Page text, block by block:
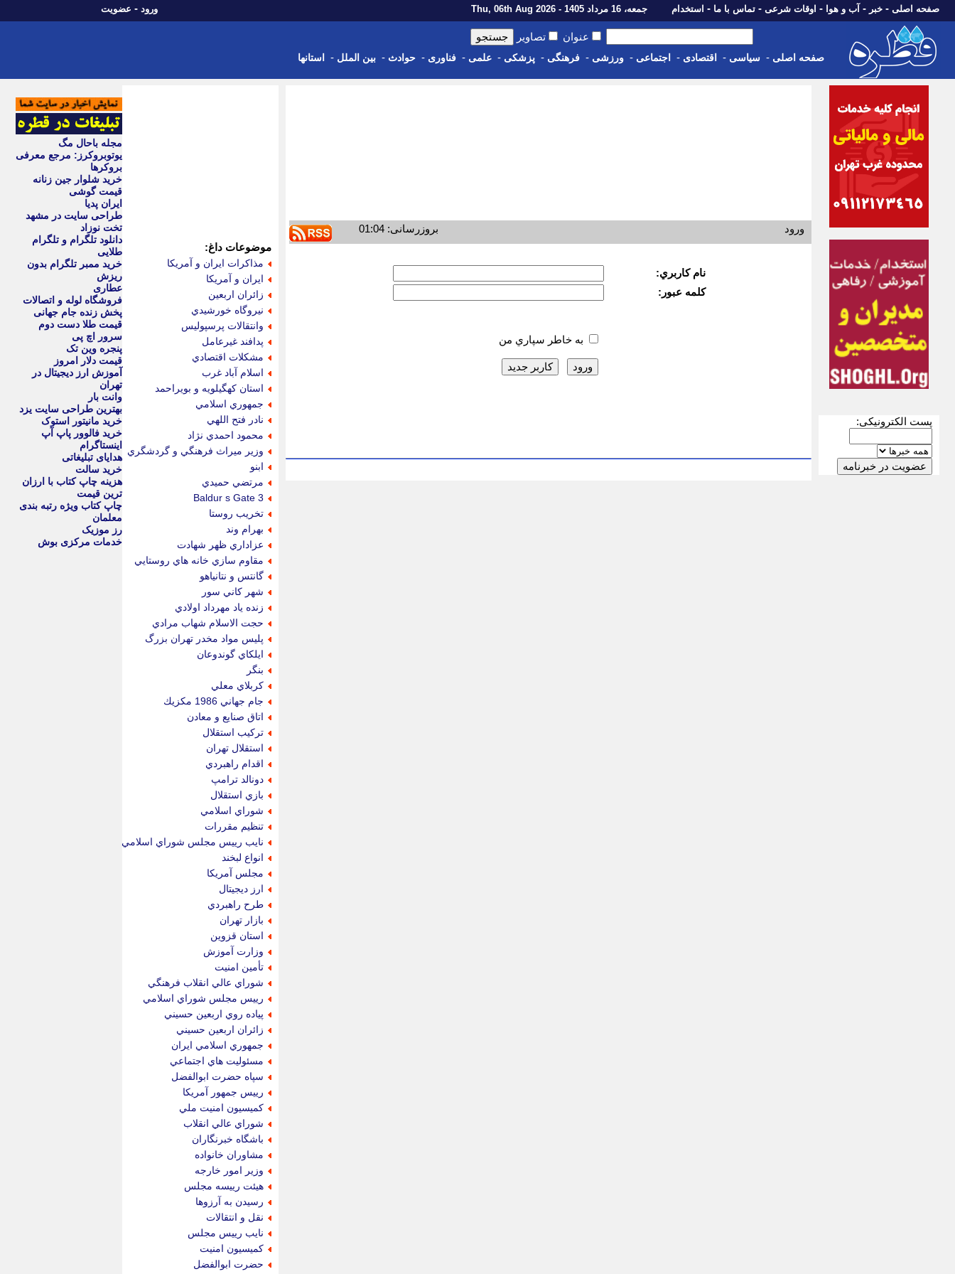
صفحه اصلی - خبر - آب و هوا - اوقات شرعی - تماس با ما - استخدام جمعه، 16 مرداد 1405 - Thu, 06th Aug 2026 ورود - عضویت
عنوان تصاویر
صفحه اصلی - سیاسی - اقتصادی - اجتماعی - ورزشی - فرهنگی - پزشکی - علمی - فناوری - حوادث - بین الملل - استانها
پست الکترونیکی:
ورود بروزرسانی: 01:04
نام كاربري:
كلمه عبور:
به خاطر سپاري من
موضوعات داغ:
مذاكرات ايران و آمريكا
ايران و آمريكا
زائران اربعين
نيروگاه خورشيدي
وانتقالات پرسپوليس
پدافند غيرعامل
مشكلات اقتصادي
اسلام آباد غرب
استان كهگيلويه و بويراحمد
جمهوري اسلامي
نادر فتح اللهي
محمود احمدي نژاد
وزير ميراث فرهنگي و گردشگري
ابنو
مرتضي حميدي
Baldur s Gate 3
تخريب روستا
بهرام وند
عزاداري ظهر شهادت
مقاوم سازي خانه هاي روستايي
گانتس و نتانياهو
شهر كاني سور
زنده ياد مهرداد اولادي
حجت الاسلام شهاب مرادي
پليس مواد مخدر تهران بزرگ
ايلكاي گوندوعان
بنگر
كربلاي معلي
جام جهاني 1986 مكزيك
اتاق صنايع و معادن
تركيب استقلال
استقلال تهران
اقدام راهبردي
دونالد ترامپ
بازي استقلال
شوراي اسلامي
تنظيم مقررات
نايب رييس مجلس شوراي اسلامي
انواع لبخند
مجلس آمريكا
ارز ديجيتال
طرح راهبردي
بازار تهران
استان قزوين
وزارت آموزش
تأمين امنيت
شوراي عالي انقلاب فرهنگي
رييس مجلس شوراي اسلامي
پياده روي اربعين حسيني
زائران اربعين حسيني
جمهوري اسلامي ايران
مسئوليت هاي اجتماعي
سپاه حضرت ابوالفضل
رييس جمهور آمريكا
كميسيون امنيت ملي
شوراي عالي انقلاب
باشگاه خبرنگاران
مشاوران خانواده
وزير امور خارجه
هيئت رييسه مجلس
رسيدن به آرزوها
نقل و انتقالات
نايب رييس مجلس
كميسيون امنيت
حضرت ابوالفضل
مجله باحال مگ
یوتوبروکرز: مرجع معرفی
بروکرها
خرید شلوار جین زنانه
قیمت گوشی
ایران پدیا
طراحی سایت در مشهد
تخت نوزاد
دانلود تلگرام و تلگرام
طلایی
خرید ممبر تلگرام بدون
ریزش
عطاری
فروشگاه لوله و اتصالات
پخش زنده جام جهانی
قیمت طلا دست دوم
سرور اچ پی
پنجره وین تک
قیمت دلار امروز
آموزش ارز دیجیتال در
تهران
وانت بار
بهترین طراحی سایت یزد
خرید مانیتور استوک
خرید فالوور پاپ آپ
اینستاگرام
هدایای تبلیغاتی
خرید سالت
هزینه چاپ کتاب با ارزان
ترین قیمت
چاپ کتاب ویژه رتبه بندی
معلمان
رز موزیک
خدمات مرکزی بوش